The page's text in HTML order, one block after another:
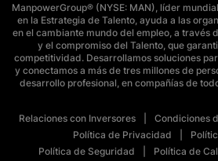
ManpowerGroup® (NYSE: MAN), líder
en la Estrategia de Talento, ayuda a las
en el cambiante mundo del empleo, a través
y el compromiso del Talento, que
competitividad. Desarrollamos soluciones
y conectamos a más de tres millones de
desarrollo profesional, en compañías de
Relaciones con Inversores Condiciones
Política de Privacidad
Política de Seguridad
Política de